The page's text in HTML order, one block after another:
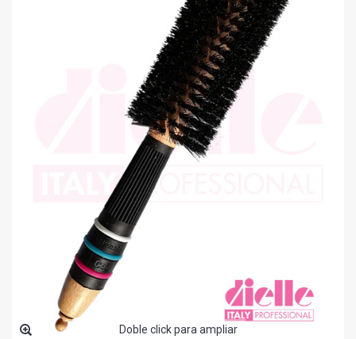
Doble click para ampliar